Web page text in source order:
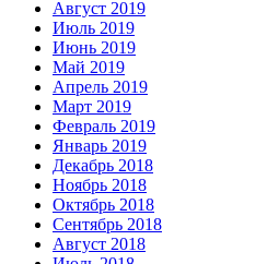
Август 2019
Июль 2019
Июнь 2019
Май 2019
Апрель 2019
Март 2019
Февраль 2019
Январь 2019
Декабрь 2018
Ноябрь 2018
Октябрь 2018
Сентябрь 2018
Август 2018